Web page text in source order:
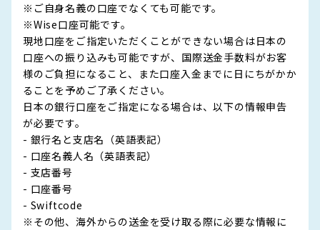
※ご自身名義の口座でなくても可能です。
※Wise口座可能です。
現地口座をご指定いただくことができない場合は日本の
口座への振り込みも可能ですが、国際送金手数料がお客
様のご負担になること、また口座入金までに日にちがかか
ることを予めご了承ください。
日本の銀行口座をご指定になる場合は、以下の情報申告
が必要です。
- 銀行名と支店名（英語表記）
- 口座名義人名（英語表記）
- 支店番号
- 口座番号
- Swiftcode
※その他、海外からの送金を受け取る際に必要な情報に